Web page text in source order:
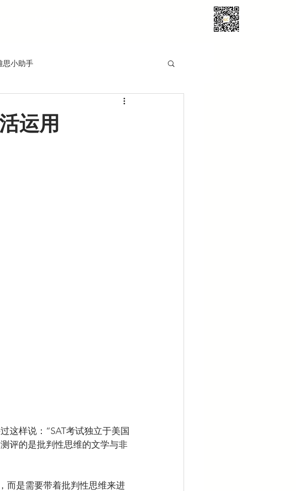
思小助手
运用
这样说：“SAT考试独立于美国
评的是批判性思维的文学与非
而是需要带着批判性思维来进